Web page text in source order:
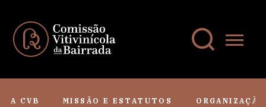
A CVB MISSÃO E ESTATUTOS ORGANIZAÇÃO